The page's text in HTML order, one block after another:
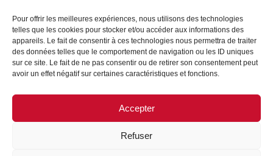
Pour offrir les meilleures expériences, nous utilisons des technologies
telles que les cookies pour stocker et/ou accéder aux informations des
appareils. Le fait de consentir à ces technologies nous permettra de traiter
des données telles que le comportement de navigation ou les ID uniques
sur ce site. Le fait de ne pas consentir ou de retirer son consentement peut
avoir un effet négatif sur certaines caractéristiques et fonctions.
Accepter
Refuser
Givenchy
Lire la suite
Givenchy
Lire la suite